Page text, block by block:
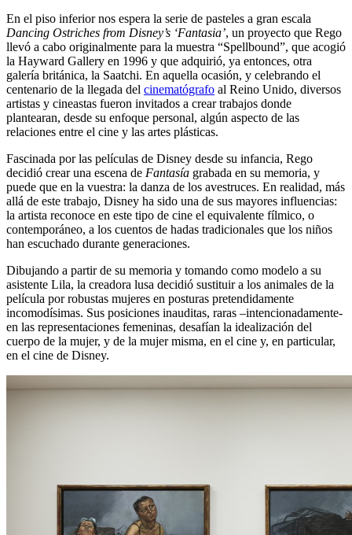
En el piso inferior nos espera la serie de pasteles a gran escala
Dancing Ostriches from Disney’s ‘Fantasia’, un proyecto que Rego
llevó a cabo originalmente para la muestra “Spellbound”, que acogió
la Hayward Gallery en 1996 y que adquirió, ya entonces, otra
galería británica, la Saatchi. En aquella ocasión, y celebrando el
centenario de la llegada del cinematógrafo al Reino Unido, diversos
artistas y cineastas fueron invitados a crear trabajos donde
plantearan, desde su enfoque personal, algún aspecto de las
relaciones entre el cine y las artes plásticas.
Fascinada por las películas de Disney desde su infancia, Rego
decidió crear una escena de Fantasía grabada en su memoria, y
puede que en la vuestra: la danza de los avestruces. En realidad, más
allá de este trabajo, Disney ha sido una de sus mayores influencias:
la artista reconoce en este tipo de cine el equivalente fílmico, o
contemporáneo, a los cuentos de hadas tradicionales que los niños
han escuchado durante generaciones.
Dibujando a partir de su memoria y tomando como modelo a su
asistente Lila, la creadora lusa decidió sustituir a los animales de la
película por robustas mujeres en posturas pretendidamente
incomodísimas. Sus posiciones inauditas, raras –intencionadamente-
en las representaciones femeninas, desafían la idealización del
cuerpo de la mujer, y de la mujer misma, en el cine y, en particular,
en el cine de Disney.